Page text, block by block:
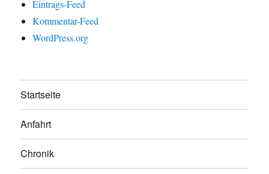
Eintrags-Feed
Kommentar-Feed
WordPress.org
Startseite
Anfahrt
Chronik